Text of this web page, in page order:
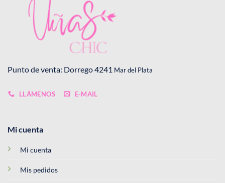
Punto de venta: Dorrego 4241 Mar del Plata
LLÁMENOS E-MAIL
Mi cuenta
Mi cuenta
Mis pedidos